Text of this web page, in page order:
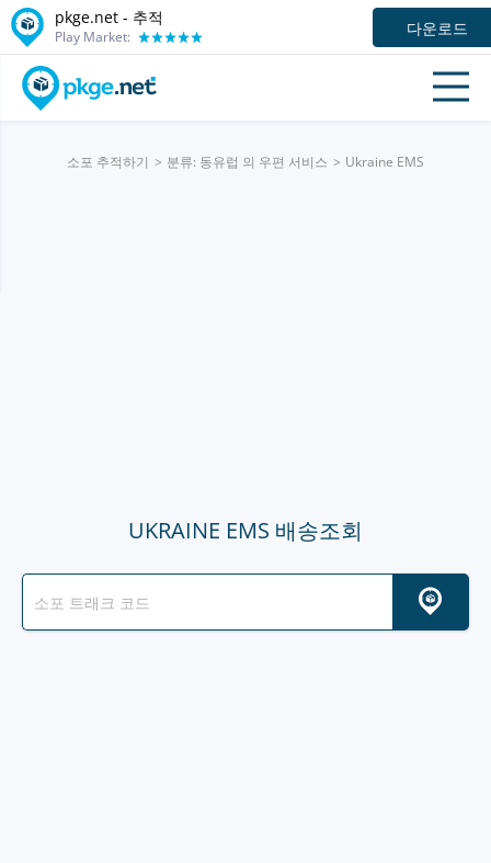
pkge.net - 추적
Play Market: 다운로드
소포 추적하기 분류: 동유럽 의 우편 서비스 Ukraine EMS
UKRAINE EMS 배송조회